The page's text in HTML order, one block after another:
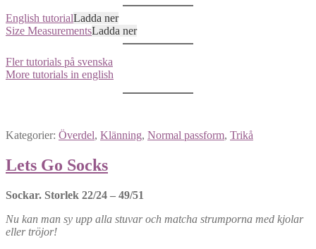
English tutorialLadda ner
Size MeasurementsLadda ner
Fler tutorials på svenska
More tutorials in english
Kategorier: Överdel, Klänning, Normal passform, Trikå
Lets Go Socks
Sockar. Storlek 22/24 – 49/51
Nu kan man sy upp alla stuvar och matcha strumporna med kjolar
eller tröjor!